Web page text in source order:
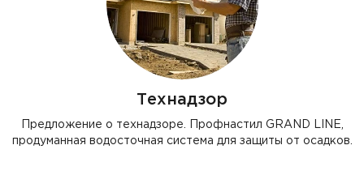
Технадзор
Предложение о технадзоре. Профнастил GRAND LINE,
продуманная водосточная система для защиты от осадков.